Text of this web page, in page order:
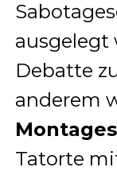
ausgelegt
Debatte
anderem
Tatorte